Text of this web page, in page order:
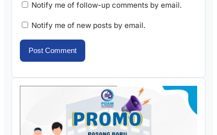
Notify me of follow-up comments by email.
Notify me of new posts by email.